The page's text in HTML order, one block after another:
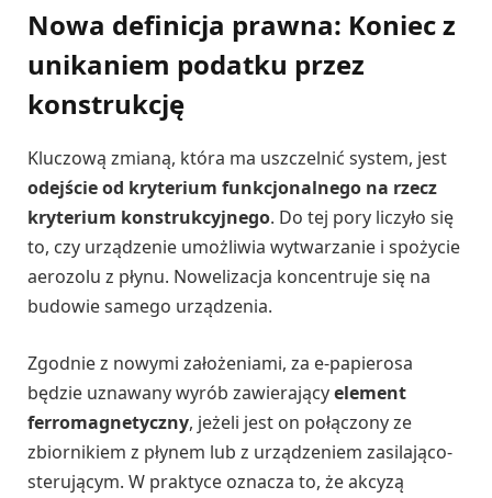
Nowa definicja prawna: Koniec z
unikaniem podatku przez
konstrukcję
Kluczową zmianą, która ma uszczelnić system, jest
odejście od kryterium funkcjonalnego na rzecz
kryterium konstrukcyjnego. Do tej pory liczyło się
to, czy urządzenie umożliwia wytwarzanie i spożycie
aerozolu z płynu. Nowelizacja koncentruje się na
budowie samego urządzenia.
Zgodnie z nowymi założeniami, za e-papierosa
będzie uznawany wyrób zawierającyelement
ferromagnetyczny, jeżeli jest on połączony ze
zbiornikiem z płynem lub z urządzeniem zasilająco-
sterującym. W praktyce oznacza to, że akcyzą